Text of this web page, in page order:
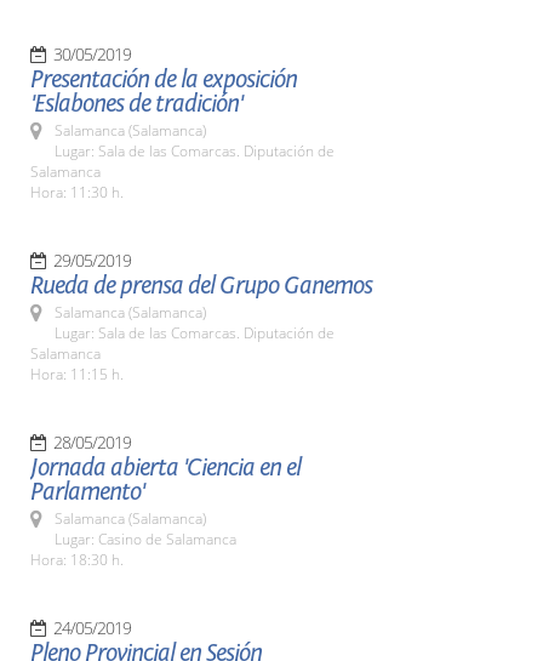
30/05/2019
Presentación de la exposición
'Eslabones de tradición'
Salamanca (Salamanca)
Lugar: Sala de las Comarcas. Diputación de
Salamanca
Hora: 11:30 h.
29/05/2019
Rueda de prensa del Grupo Ganemos
Salamanca (Salamanca)
Lugar: Sala de las Comarcas. Diputación de
Salamanca
Hora: 11:15 h.
28/05/2019
Jornada abierta 'Ciencia en el
Parlamento'
Salamanca (Salamanca)
Lugar: Casino de Salamanca
Hora: 18:30 h.
24/05/2019
Pleno Provincial en Sesión